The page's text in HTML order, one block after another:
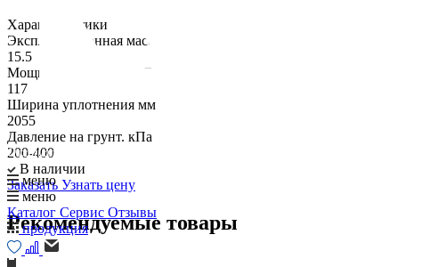
Официальный дилер XCMG
меню
меню
Каталог Сервис Отзывы
продукция
Характеристики
Эксплуатационная масса.т
15.5
Мощность двигателя. Лс
117
Ширина уплотнения мм
2055
Давление на грунт. кПа
200-400
В наличии
Заказать Узнать цену
Рекомендуемые товары